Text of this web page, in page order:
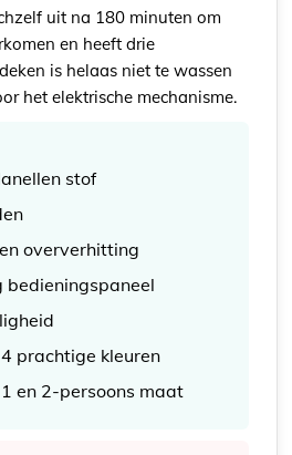
uit na 180 minuten om
en heeft drie
is helaas niet te wassen
het elektrische mechanisme.
stof
oververhitting
bedieningspaneel
prachtige kleuren
en 2-persoons maat